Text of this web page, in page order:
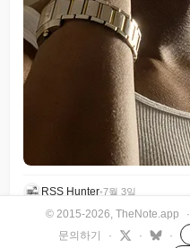
RSS Hunter•7월 3일
© 2015-2026, TheNote.app ·
문의하기
· · ·